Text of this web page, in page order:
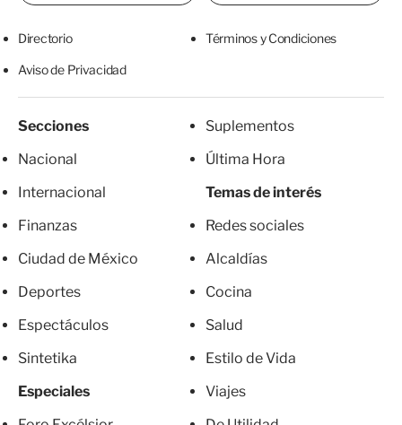
Directorio Términos y Condiciones
Aviso de Privacidad
Secciones
Nacional
Internacional
Finanzas
Ciudad de México
Deportes
Espectáculos
Sintetika
Especiales
Suplementos
Última Hora
Temas de interés
Redes sociales
Alcaldías
Cocina
Salud
Estilo de Vida
Viajes